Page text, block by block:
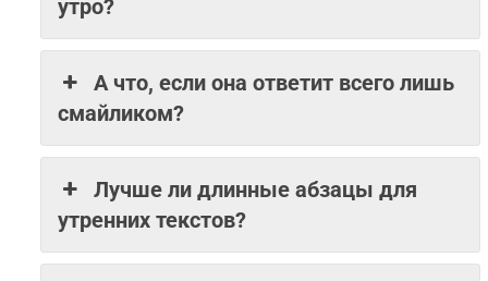
утро?
А что, если она ответит всего лишь
смайликом?
Лучше ли длинные абзацы для
утренних текстов?